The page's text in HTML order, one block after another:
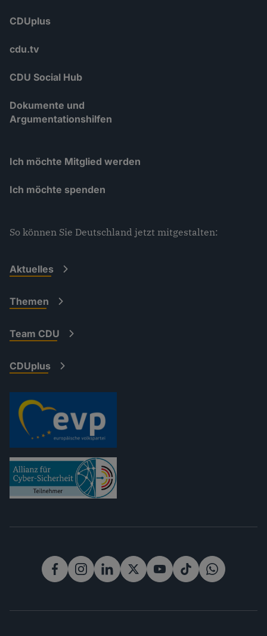
CDUplus
cdu.tv
CDU Social Hub
Dokumente und
Argumentationshilfen
Ich möchte Mitglied werden
Ich möchte spenden
So können Sie Deutschland jetzt mitgestalten:
Aktuelles
Themen
Team CDU
CDUplus